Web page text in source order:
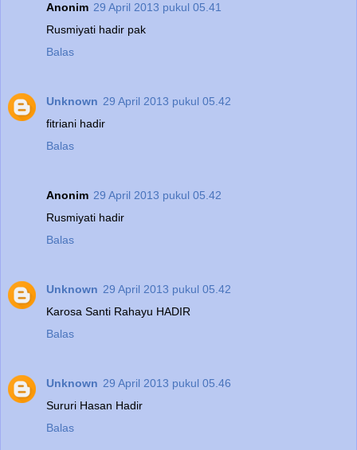
Anonim 29 April 2013 pukul 05.41
Rusmiyati hadir pak
Balas
Unknown 29 April 2013 pukul 05.42
fitriani hadir
Balas
Anonim 29 April 2013 pukul 05.42
Rusmiyati hadir
Balas
Unknown 29 April 2013 pukul 05.42
Karosa Santi Rahayu HADIR
Balas
Unknown 29 April 2013 pukul 05.46
Sururi Hasan Hadir
Balas